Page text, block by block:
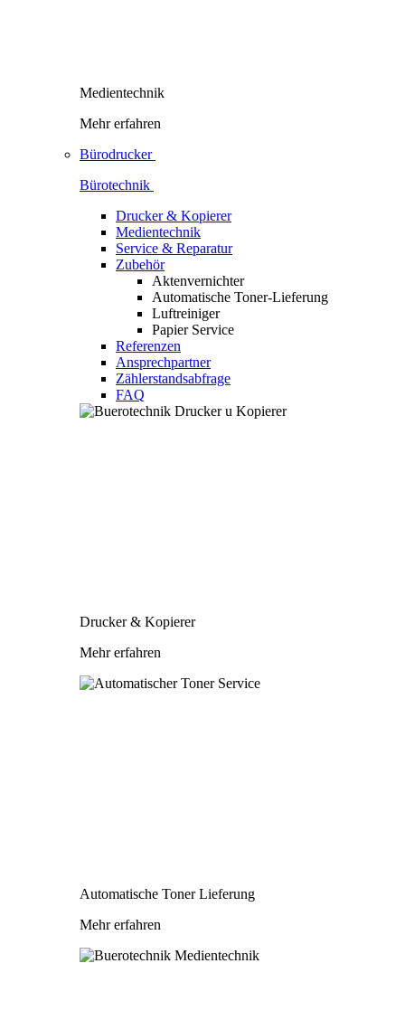
Medientechnik
Mehr erfahren
Bürodrucker
Bürotechnik
Drucker & Kopierer
Medientechnik
Service & Reparatur
Zubehör
Aktenvernichter
Automatische Toner-Lieferung
Luftreiniger
Papier Service
Referenzen
Ansprechpartner
Zählerstandsabfrage
FAQ
Drucker & Kopierer
Mehr erfahren
Automatische Toner Lieferung
Mehr erfahren